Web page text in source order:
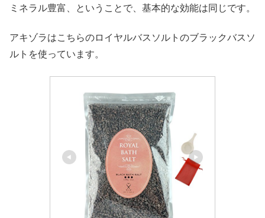
ミネラル豊富、ということで、基本的な効能は同じです。
アキゾラはこちらのロイヤルバスソルトのブラックバスソ
ルトを使っています。